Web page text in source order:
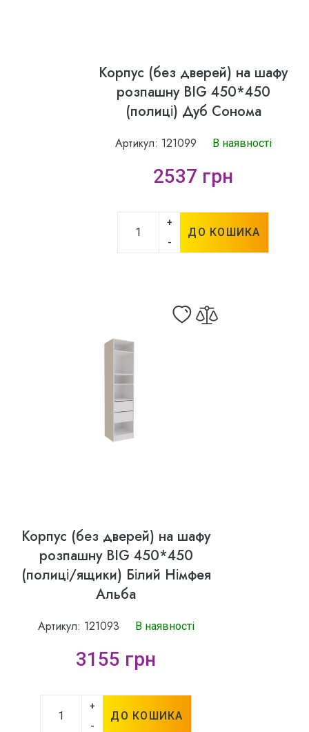
Корпус (без дверей) на шафу
розпашну BIG 450*450
(полиці) Дуб Сонома
Артикул: 121099 В наявності
2537 грн
+
-
ДО КОШИКА
Корпус (без дверей) на шафу
розпашну BIG 450*450
(полиці/ящики) Білий Німфея
Альба
Артикул: 121093 В наявності
3155 грн
+
-
ДО КОШИКА